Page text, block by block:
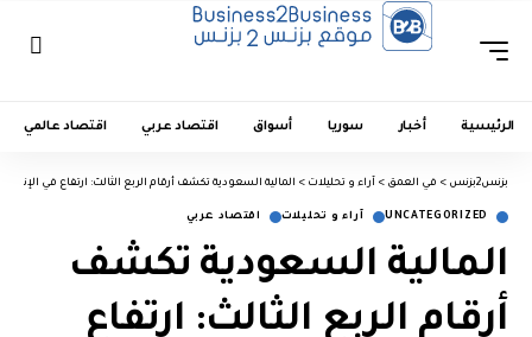
الرئيسية أخبار سوريا أسواق اقتصاد عربي اقتصاد عالمي
بزنس2بزنس > في العمق > آراء و تحليلات > المالية السعودية تكشف أرقام الربع الثالث: ارتفاع في
UNCATEGORIZED آراء و تحليلات اقتصاد عربي
المالية السعودية تكشف
أرقام الربع الثالث: ارتفاع